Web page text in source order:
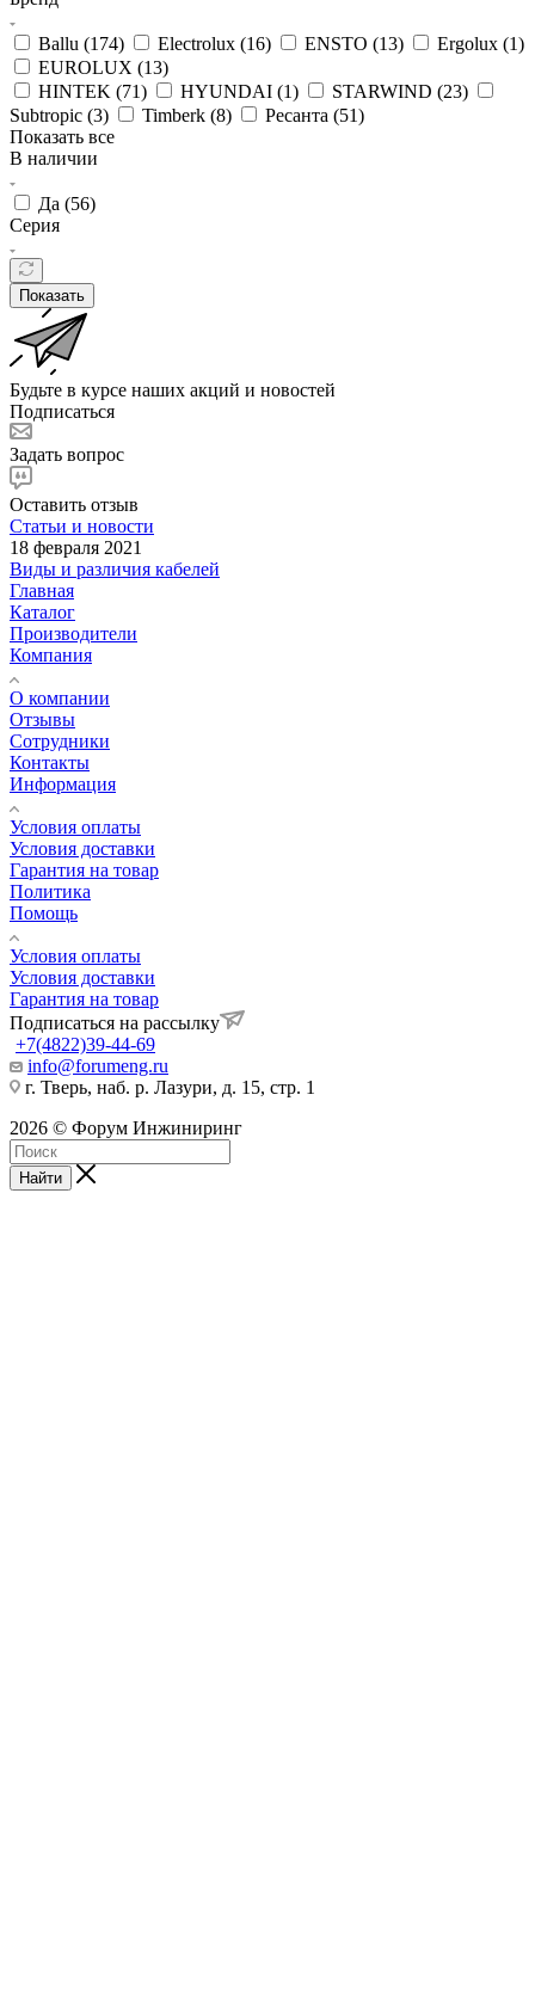
Ballu (174) Electrolux (16) ENSTO (13) Ergolux (1)
EUROLUX (13)
HINTEK (71) HYUNDAI (1) STARWIND (23)
Subtropic (3) Timberk (8) Ресанта (51)
Показать все
В наличии
Да (56)
Серия
Показать
Будьте в курсе наших акций и новостей
Подписаться
Задать вопрос
Оставить отзыв
Статьи и новости
18 февраля 2021
Виды и различия кабелей
Главная
Каталог
Производители
Компания
О компании
Отзывы
Сотрудники
Контакты
Информация
Условия оплаты
Условия доставки
Гарантия на товар
Политика
Помощь
Условия оплаты
Условия доставки
Гарантия на товар
Подписаться на рассылку
+7(4822)39-44-69
info@forumeng.ru
г. Тверь, наб. р. Лазури, д. 15, стр. 1
2026 © Форум Инжиниринг
Найти